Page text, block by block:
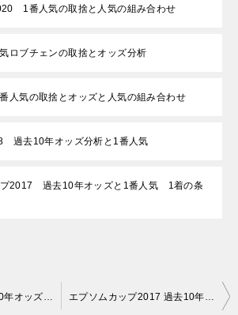
1番人気の取捨と人気の組み合わせ
ブチェンの取捨とオッズ分析
気の取捨とオッズと人気の組み合わせ
過去10年オッズ分析と1番人気
プ2017 過去10年オッズと1番人気 1着の条
安田記念2017 過去10年オッズ分析と1番人気 エプソムカップ2017 過去10年オッズ 1番人気で荒れるか分かる